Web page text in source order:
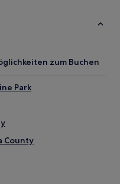
zum Buchen
Park
County